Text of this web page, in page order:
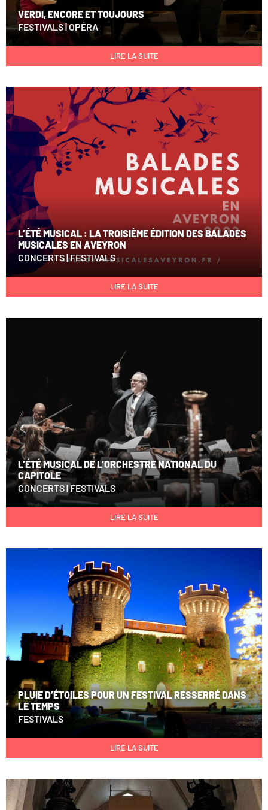
VERDI, ENCORE ET TOUJOURS
FESTIVALS|OPÉRA
LIRE LA SUITE
L’ÉTÉ MUSICAL : LA TROISIÈME ÉDITION DES BALADES
MUSICALES EN AVEYRON
CONCERTS|FESTIVALS
LIRE LA SUITE
L’ÉTÉ MUSICAL DE L’ORCHESTRE NATIONAL DU
CAPITOLE
CONCERTS|FESTIVALS
LIRE LA SUITE
PLUIE D’ÉTOILES POUR UN FESTIVAL RESSERRÉ DANS
LE TEMPS
FESTIVALS
LIRE LA SUITE